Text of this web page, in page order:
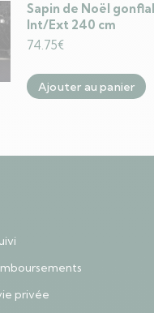
Sapin de Noël
Int/Ext 240 cm
74.75€
Ajouter au panier
privée